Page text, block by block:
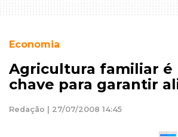
Economia
Agricultura familiar é
chave para garantir
Redação | 27/07/2008 14:45